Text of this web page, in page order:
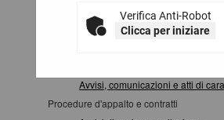
Verifica Anti-Robot
Clicca per iniziare
Help desk operatore economico
Atti e documenti di carattere generale
Avvisi, comunicazioni e atti di
Procedure d'appalto e contratti